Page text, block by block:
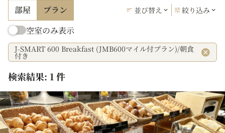
部屋 プラン 並び替え 絞り込み
空室のみ表示
J-SMART 600 Breakfast (JMB600マイル付プラン)/朝食
付き
検索結果: 1 件